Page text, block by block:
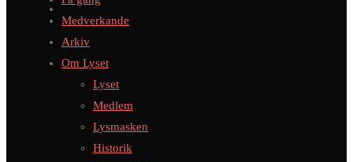
Medverkande
Arkiv
Om Lyset
Lyset
Medlem
Lysmasken
Historik